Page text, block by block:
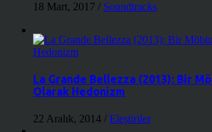
18 Mart, 2017 / Soundtracks
La Grande Bellezza (2013): Bir
Olarak Hedonizm
22 Aralık, 2014 / Eleştiriler